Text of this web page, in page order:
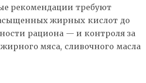
рекомендации требуют
жирных кислот до
рациона — и контроля за
мяса, сливочного масла